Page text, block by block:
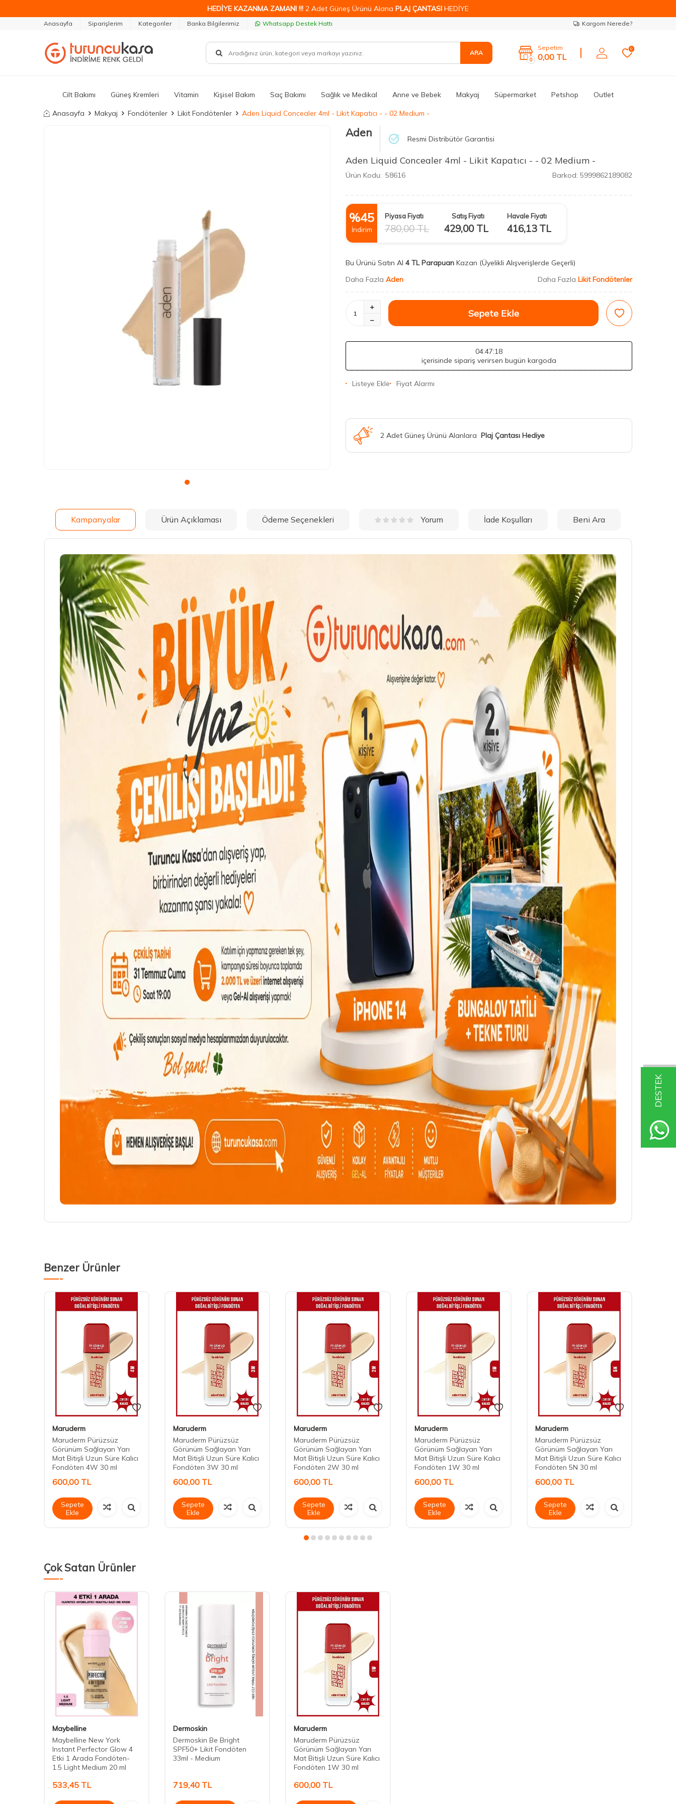
DESTEK
HEDİYE KAZANMA ZAMANI !!! 2 Adet Güneş Ürünü Alana PLAJ ÇANTASI HEDİYE
Anasayfa Siparişlerim Kategoriler Banka Bilgilerimiz Whatsapp Destek Hattı Kargom Nerede?
ARA
0
Sepetim
0,00 TL
0
Cilt Bakımı Güneş Kremleri Vitamin Kişisel Bakım Saç Bakımı Sağlık ve Medikal Anne ve Bebek Makyaj Süpermarket Petshop Outlet
Anasayfa Makyaj Fondötenler Likit Fondötenler Aden Liquid Concealer 4ml - Likit Kapatıcı - - 02 Medium -
Aden Resmi Distribütör Garantisi
Aden Liquid Concealer 4ml - Likit Kapatıcı - - 02 Medium -
Ürün Kodu: 58616 Barkod: 5999862189082
%45
İndirim
Piyasa Fiyatı
780,00TL
Satış Fiyatı
429,00TL
Havale Fiyatı
416,13TL
Bu Ürünü Satın Al 4 TL Parapuan Kazan (Üyelikli Alışverişlerde Geçerli)
Daha Fazla Aden Daha Fazla Likit Fondötenler
Sepete Ekle
04:47:16
içerisinde sipariş verirsen bugün kargoda
Listeye Ekle Fiyat Alarmı
2 Adet Güneş Ürünü Alanlara Plaj Çantası Hediye
Kampanyalar Ürün Açıklaması Ödeme Seçenekleri Yorum İade Koşulları Beni Ara
Benzer Ürünler
Maruderm
Maruderm Pürüzsüz
Görünüm Sağlayan Yarı
Mat Bitişli Uzun Süre Kalıcı
Fondöten 4W 30 ml
600,00 TL
Sepete
Ekle
Maruderm
Maruderm Pürüzsüz
Görünüm Sağlayan Yarı
Mat Bitişli Uzun Süre Kalıcı
Fondöten 3W 30 ml
600,00 TL
Sepete
Ekle
Maruderm
Maruderm Pürüzsüz
Görünüm Sağlayan Yarı
Mat Bitişli Uzun Süre Kalıcı
Fondöten 2W 30 ml
600,00 TL
Sepete
Ekle
Maruderm
Maruderm Pürüzsüz
Görünüm Sağlayan Yarı
Mat Bitişli Uzun Süre Kalıcı
Fondöten 1W 30 ml
600,00 TL
Sepete
Ekle
Maruderm
Maruderm Pürüzsüz
Görünüm Sağlayan Yarı
Mat Bitişli Uzun Süre Kalıcı
Fondöten 5N 30 ml
600,00 TL
Sepete
Ekle
Çok Satan Ürünler
Maybelline
Maybelline New York
Instant Perfector Glow 4
Etki 1 Arada Fondöten-
1.5 Light Medium 20 ml
533,45 TL
Dermoskin
Dermoskin Be Bright
SPF50+ Likit Fondöten
33ml - Medium
719,40 TL
Maruderm
Maruderm Pürüzsüz
Görünüm Sağlayan Yarı
Mat Bitişli Uzun Süre Kalıcı
Fondöten 1W 30 ml
600,00 TL